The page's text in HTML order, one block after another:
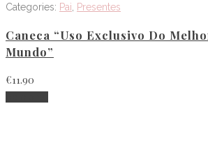
Categories: Pai Presentes
Caneca “Uso Exclusivo Do
Mundo”
€11.90